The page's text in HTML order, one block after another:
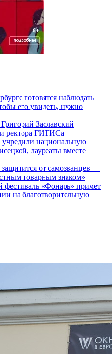
готовятся наблюдать
его увидеть, нужно
Заславский
ректора ГИТИСа
национальную
лауреаты вместе
от самозванцев —
товарным знаком»
«Фонарь» примет
на благотворительную